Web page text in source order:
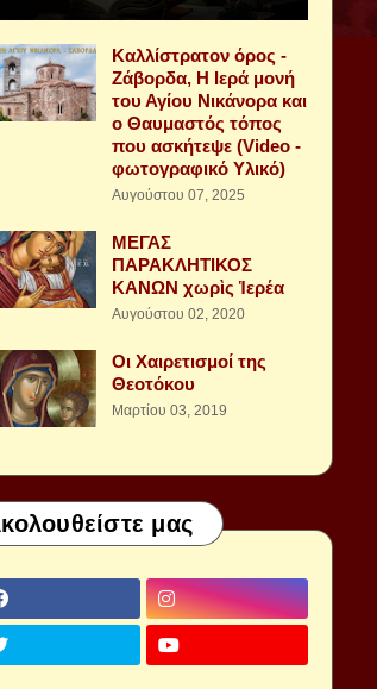
Καλλίστρατον όρος -
Ζάβορδα, Η Ιερά μονή
του Αγίου Νικάνορα και
ο Θαυμαστός τόπος
που ασκήτεψε (Video -
φωτογραφικό Υλικό)
Αυγούστου 07, 2025
ΜΕΓΑΣ
ΠΑΡΑΚΛΗΤΙΚΟΣ
ΚΑΝΩΝ χωρὶς Ἱερέα
Αυγούστου 02, 2020
Οι Χαιρετισμοί της
Θεοτόκου
Μαρτίου 03, 2019
μας